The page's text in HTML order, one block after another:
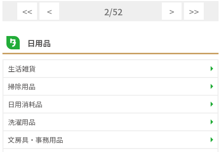
<< < 2/52 > >>
日用品
生活雑貨
掃除用品
日用消耗品
洗濯用品
文房具・事務用品